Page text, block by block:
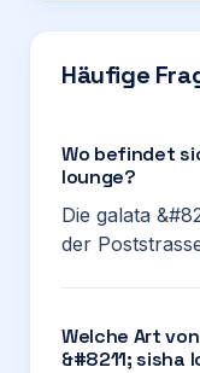
Häufige
Wo befindet
lounge?
Die galata
der
Welche Art
&#8211; sisha